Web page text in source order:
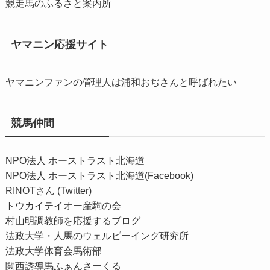
競走馬のふるさと案内所
ヤマニン応援サイト
ヤマニンファンの管理人は浦和おぢさんと呼ばれたい
競馬仲間
NPO法人 ホーストラスト北海道
NPO法人 ホーストラスト北海道(Facebook)
RINOTさん (Twitter)
トウカイテイオー産駒の会
村山明調教師を応援するブログ
法政大学・人馬のウェルビーイング研究所
法政大学体育会馬術部
関西誘導馬ふぁんさーくる